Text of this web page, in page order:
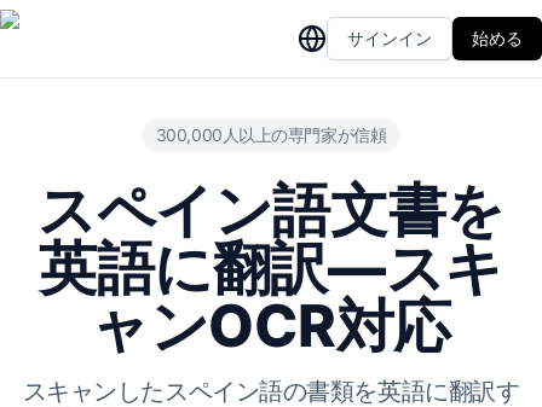
サインイン 始める
300,000人以上の専門家が信頼
スペイン語文書を
英語に翻訳—スキ
ャンOCR対応
スキャンしたスペイン語の書類を英語に翻訳す